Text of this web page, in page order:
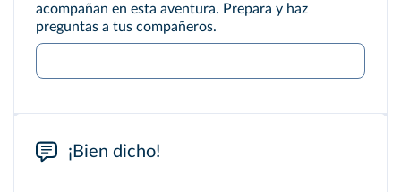
acompañan en esta aventura. Prepara y haz
preguntas a tus compañeros.
¡Bien dicho!